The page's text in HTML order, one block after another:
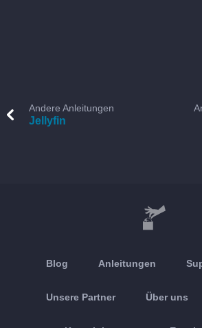
Andere Anleitungen
Jellyfin
Blog Anleitungen
Unsere Partner Über uns